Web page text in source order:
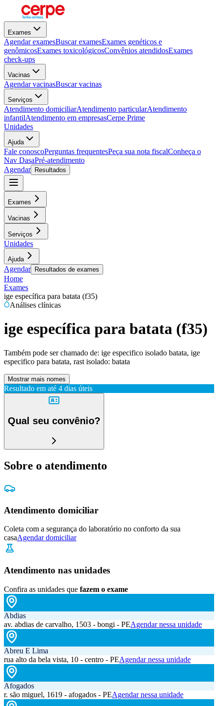
Exames
Agendar examesBuscar examesExames genéticos e
genômicosExames toxicológicosConvênios atendidosExames
check-ups
Vacinas
Agendar vacinasBuscar vacinas
Serviços
Atendimento domiciliarAtendimento particularAtendimento
infantilAtendimento em empresasCerpe Prime
Unidades
Ajuda
Fale conoscoPerguntas frequentesPeça sua nota fiscalConheça o
Nav DasaPré-atendimento
Agendar
Resultados
Exames
Vacinas
Serviços
Unidades
Ajuda
Agendar Resultados de exames
Home
Exames
ige específica para batata (f35)
Análises clínicas
ige específica para batata (f35)
Também pode ser chamado de: ige especifico isolado batata, ige
especifico para batata, rast isolado: batata
Mostrar mais nomes
Resultado em até 4 dias úteis
Qual seu convênio?
Sobre o atendimento
Atendimento domiciliar
Coleta com a segurança do laboratório no conforto da sua
casaAgendar domiciliar
Atendimento nas unidades
Confira as unidades que fazem o exame
Abdias
av. abdias de carvalho, 1503 - bongi - PEAgendar nessa unidade
Abreu E Lima
rua alto da bela vista, 10 - centro - PEAgendar nessa unidade
Afogados
r. são miguel, 1619 - afogados - PEAgendar nessa unidade